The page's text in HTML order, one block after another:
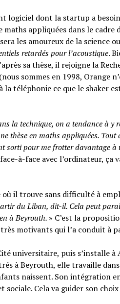
logiciel dont la startup a
maths appliquées dans le cadre
les amoureux de la science
retardés pour l’acoustique.
sa thèse, il rejoigne la
sommes en 1998, Orange
la téléphonie ce que le shaker
la technique, on a tendance à y
thèse en maths appliquées. Tout
sorti pour me frotter davantage
à-face avec l’ordinateur, ça
il trouve sans difficulté à
du Liban, dit-il. Cela peut
à Beyrouth. » C’est la
motivants qui l’a conduit à
universitaire, puis s’installe à
à Beyrouth, elle travaille
naissent. Son intégration
sociale. Cela va guider son